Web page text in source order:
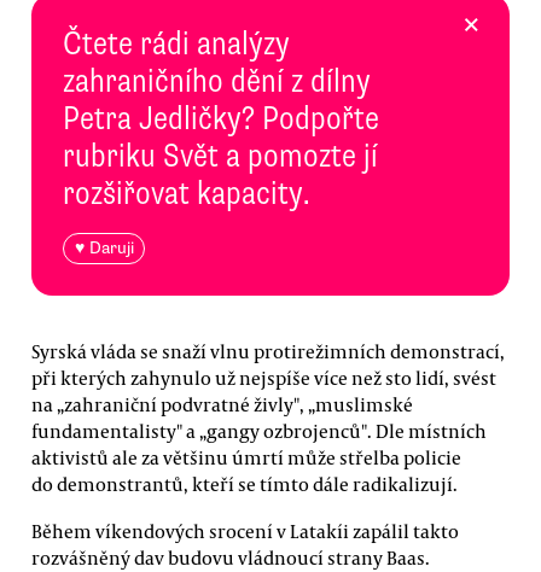
Čtete rádi analýzy
zahraničního dění z dílny
Petra Jedličky? Podpořte
rubriku Svět a pomozte jí
rozšiřovat kapacity.
♥ Daruji
×
Syrská vláda se snaží vlnu protirežimních demonstrací,
při kterých zahynulo už nejspíše více než sto lidí, svést
na „zahraniční podvratné živly", „muslimské
fundamentalisty" a „gangy ozbrojenců". Dle místních
aktivistů ale za většinu úmrtí může střelba policie
do demonstrantů, kteří se tímto dále radikalizují.
Během víkendových srocení v Latakíi zapálil takto
rozvášněný dav budovu vládnoucí strany Baas.